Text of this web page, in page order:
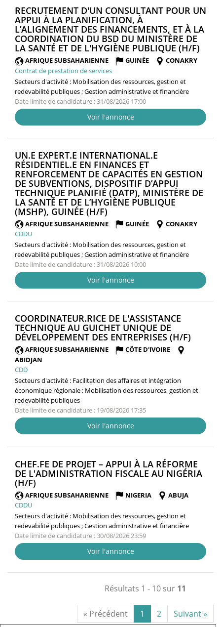
RECRUTEMENT D'UN CONSULTANT POUR UN
APPUI À LA PLANIFICATION, À
L’ALIGNEMENT DES FINANCEMENTS, ET À LA
COORDINATION DU BSD DU MINISTÈRE DE
LA SANTÉ ET DE L'HYGIÈNE PUBLIQUE (H/F)
AFRIQUE SUBSAHARIENNE GUINÉE
CONAKRY
Contrat de prestation de services
Secteurs d'activité : Mobilisation des ressources, gestion et
redevabilité publiques ; Gestion administrative et financière
Date limite de candidature : 31/08/2026 17:00
Voir l'annonce
UN.E EXPERT.E INTERNATIONAL.E
RÉSIDENTIEL.E EN FINANCES ET
RENFORCEMENT DE CAPACITÉS EN GESTION
DE SUBVENTIONS, DISPOSITIF D’APPUI
TECHNIQUE PLANIFIÉ (DATP), MINISTÈRE DE
LA SANTÉ ET DE L’HYGIÈNE PUBLIQUE
(MSHP), GUINÉE (H/F)
FENÊTRE)
AFRIQUE SUBSAHARIENNE GUINÉE
CONAKRY
CDDU
Secteurs d'activité : Mobilisation des ressources, gestion et
redevabilité publiques ; Gestion administrative et financière
Date limite de candidature : 31/08/2026 10:00
Voir l'annonce
COORDINATEUR.RICE DE L'ASSISTANCE
TECHNIQUE AU GUICHET UNIQUE DE
DÉVELOPPEMENT DES ENTREPRISES (H/F)
AFRIQUE SUBSAHARIENNE
CÔTE D'IVOIRE
ABIDJAN
CDD
Secteurs d'activité : Facilitation des affaires et intégration
économique régionale ; Mobilisation des ressources, gestion et
redevabilité publiques
Date limite de candidature : 19/08/2026 17:35
Voir l'annonce
CHEF.FE DE PROJET – APPUI À LA RÉFORME
DE L'ADMINISTRATION FISCALE AU NIGÉRIA
(H/F)
FENÊTRE)
AFRIQUE SUBSAHARIENNE NIGERIA
ABUJA
CDDU
Secteurs d'activité : Mobilisation des ressources, gestion et
redevabilité publiques ; Gestion administrative et financière
Date limite de candidature : 30/08/2026 23:59
Voir l'annonce
Résultats 1 - 10 sur 11
« Précédent 1 2 Suivant »